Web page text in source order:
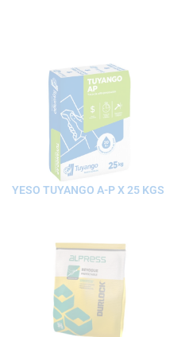
YESO TUYANGO A-P X 25 KGS